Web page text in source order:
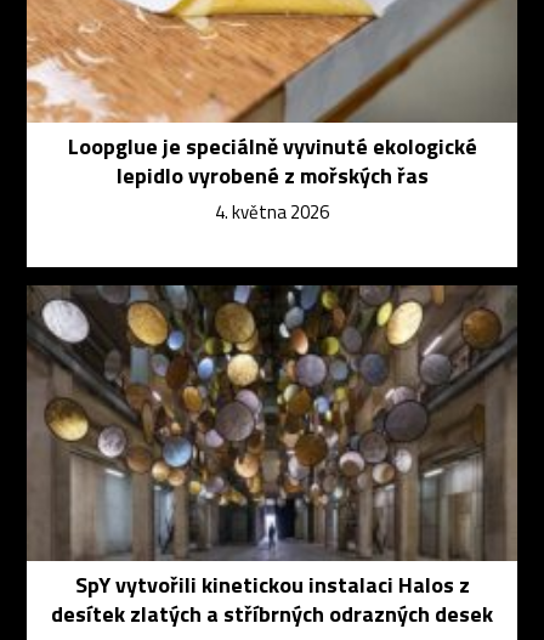
Loopglue je speciálně vyvinuté ekologické
lepidlo vyrobené z mořských řas
4. května 2026
SpY vytvořili kinetickou instalaci Halos z
desítek zlatých a stříbrných odrazných desek